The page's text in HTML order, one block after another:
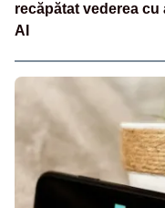
recăpătat vederea
AI